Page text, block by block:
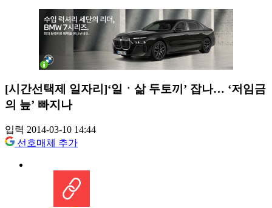
[시간선택제 일자리]‘일ㆍ삶 두토끼’ 잡나… ‘저임금
의 늪’ 빠지나
입력 2014-03-10 14:44
선호매체 추가